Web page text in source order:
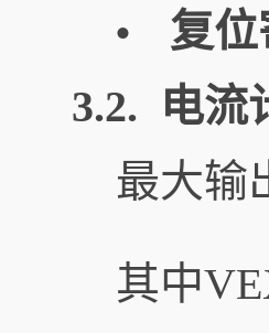
•
复位
3.2. 电流
最大输
其中